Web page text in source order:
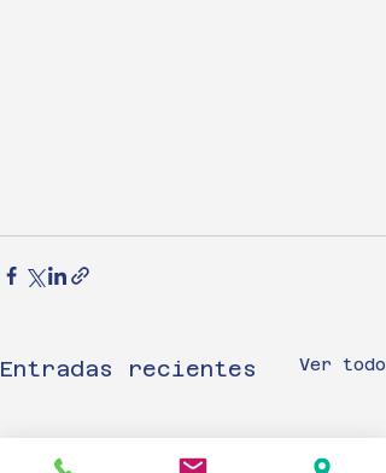
Entradas recientes Ver todo